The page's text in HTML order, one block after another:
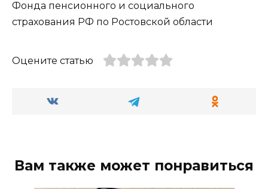
Фонда пенсионного и социального
страхования РФ по Ростовской области
Оцените статью
Вам также может понравиться